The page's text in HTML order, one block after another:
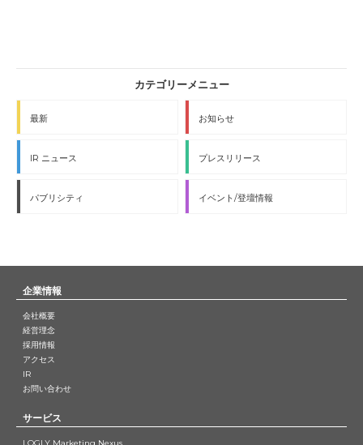
最新 お知らせ
IR ニュース プレスリリース
パブリシティ イベント/登壇情報
企業情報
会社概要
経営理念
採用情報
アクセス
IR
お問い合わせ
サービス
LOGLY Marketing Nexus